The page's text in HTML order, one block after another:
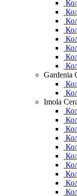
Gardenia
Imola